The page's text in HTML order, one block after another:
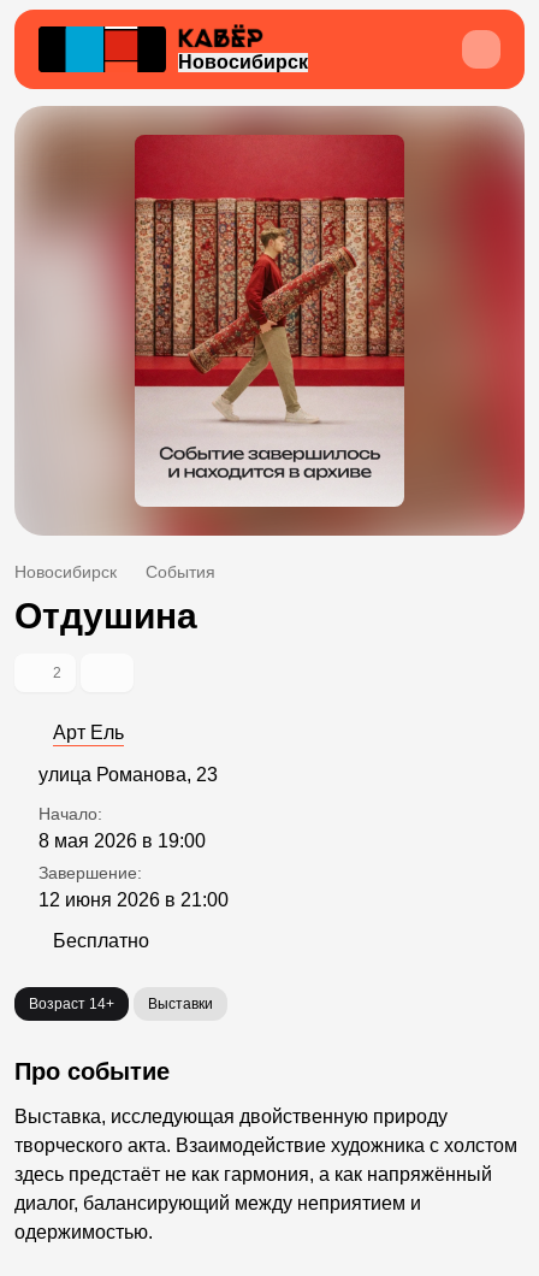
Новосибирск
Новосибирск События
Отдушина
2
Арт Ель
улица Романова, 23
Начало:
8 мая 2026 в 19:00
Завершение:
12 июня 2026 в 21:00
Бесплатно
Возраст 14+ Выставки
Про событие
Выставка, исследующая двойственную природу
творческого акта. Взаимодействие художника с холстом
здесь предстаёт не как гармония, а как напряжённый
диалог, балансирующий между неприятием и
одержимостью.